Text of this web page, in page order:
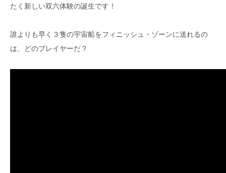
たく新しい双六体験の誕生です！
誰よりも早く３隻の宇宙船をフィニッシュ・ゾーンに送れるの
は、どのプレイヤーだ？